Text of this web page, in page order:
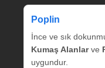
Poplin
İnce ve sık
Kumaş Alanlarve
uygundur.